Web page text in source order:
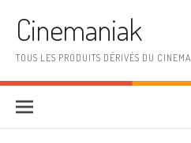
Cinemaniak
TOUS LES PRODUITS DÉRIVÉS DU CINEMA